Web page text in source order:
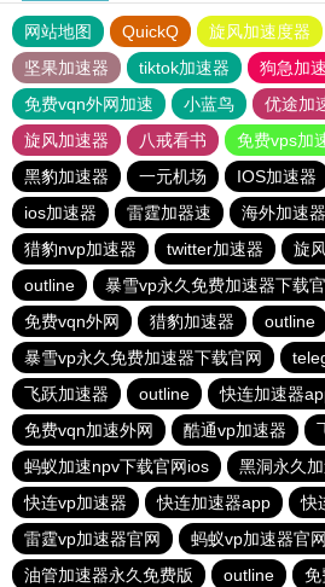
网站地图 QuickQ 旋风加速度器
坚果加速器
tiktok加速器
狗急加
免费vqn外网加速
小蓝鸟 优途加
旋风加速器
八戒看书
免费vps加
黑豹加速器
一元机场 IOS加速器
ios加速器
雷霆加器速
海外加速
猎豹nvp加速器
twitter加速器 旋
outline
暴雪vp永久免费加速器下载
免费vqn外网
猎豹加速器
outline
暴雪vp永久免费加速器下载官网
飞跃加速器
outline 快连加速器
免费vqn加速外网
酷通vp加速器
蚂蚁加速npv下载官网ios
黑洞永久
快连vp加速器
快连加速器app
快
雷霆vp加速器官网
蚂蚁vp加速器官网
油管加速器永久免费版
outline 免